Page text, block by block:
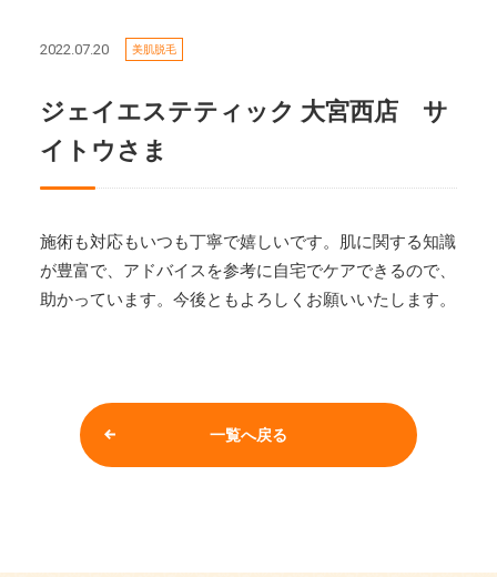
2022.07.20 美肌脱毛
ジェイエステティック 大宮西店 サ
イトウさま
施術も対応もいつも丁寧で嬉しいです。肌に関する知識
が豊富で、アドバイスを参考に自宅でケアできるので、
助かっています。今後ともよろしくお願いいたします。
一覧へ戻る